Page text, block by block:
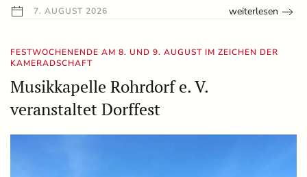
7. AUGUST 2026 weiterlesen
FESTWOCHENENDE AM 8. UND 9. AUGUST IM ZEICHEN DER
KAMERADSCHAFT
Musikkapelle Rohrdorf e. V.
veranstaltet Dorffest